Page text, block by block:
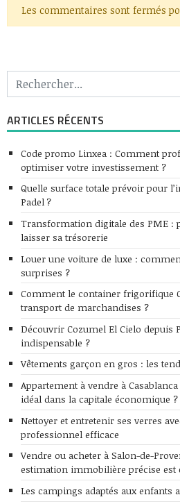
Les commentaires sont fermés
ARTICLES RÉCENTS
Code promo Linxea : Comment
optimiser votre investissement ?
Quelle surface totale prévoir pour
Padel ?
Transformation digitale des PME :
laisser sa trésorerie
Louer une voiture de luxe :
surprises ?
Comment le container frigorifique
transport de marchandises ?
Découvrir Cozumel El Cielo depuis
indispensable ?
Vêtements garçon en gros : les
Appartement à vendre à
idéal dans la capitale économique ?
Nettoyer et entretenir ses verres
professionnel efficace
Vendre ou acheter à Salon-de-
estimation immobilière précise est
Les campings adaptés aux enfants